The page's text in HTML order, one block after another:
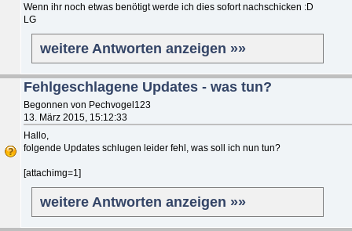
Wenn ihr noch etwas benötigt werde ich dies sofort nachschicken :D
LG
weitere Antworten anzeigen »»
Fehlgeschlagene Updates - was tun?
Begonnen von Pechvogel123
13. März 2015, 15:12:33
Hallo,
folgende Updates schlugen leider fehl, was soll ich nun tun?
[attachimg=1]
weitere Antworten anzeigen »»